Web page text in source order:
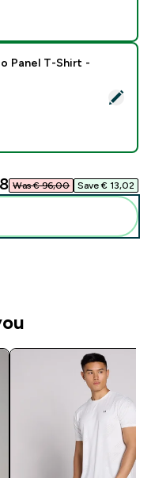
MP Herren Tempo
Panel T-Shirt -
price
Was € 96,00‎ Save € 13,02‎